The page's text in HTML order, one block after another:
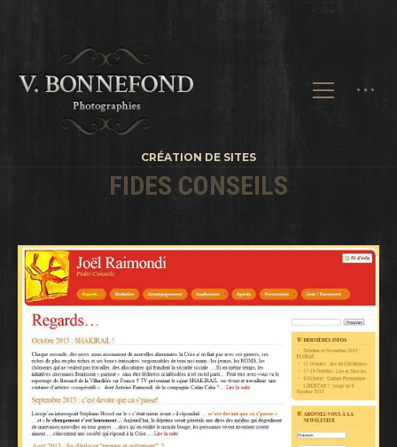
CRÉATION DE SITES
FIDES CONSEILS